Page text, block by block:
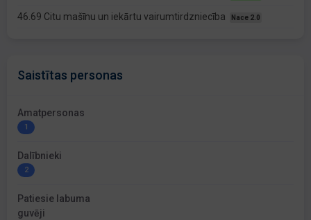
46.69 Citu mašīnu un iekārtu vairumtirdzniecība Nace 2.0
Saistītas personas
Amatpersonas
1
Dalībnieki
2
Patiesie labuma
guvēji